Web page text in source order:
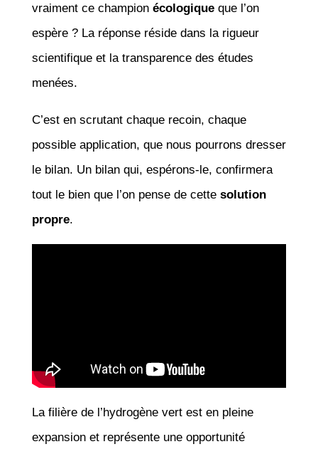
vraiment ce champion écologiqueque l’on
espère ? La réponse réside dans la rigueur
scientifique et la transparence des études
menées.
C’est en scrutant chaque recoin, chaque
possible application, que nous pourrons dresser
le bilan. Un bilan qui, espérons-le, confirmera
tout le bien que l’on pense de cette solution
propre.
La filière de l’hydrogène vert est en pleine
expansion et représente une opportunité